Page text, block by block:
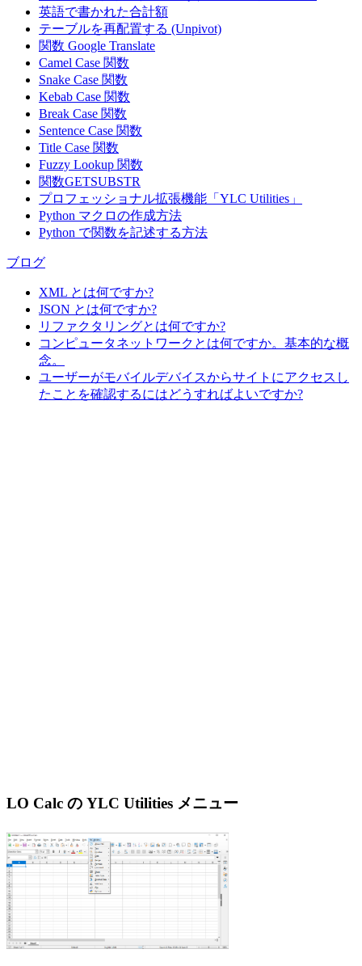
英語で書かれた合計額
テーブルを再配置する (Unpivot)
関数 Google Translate
Camel Case 関数
Snake Case 関数
Kebab Case 関数
Break Case 関数
Sentence Case 関数
Title Case 関数
Fuzzy Lookup 関数
関数GETSUBSTR
プロフェッショナル拡張機能「YLC Utilities」
Python マクロの作成方法
Python で関数を記述する方法
ブログ
XML とは何ですか?
JSON とは何ですか?
リファクタリングとは何ですか?
コンピュータネットワークとは何ですか。基本的な概
念。
ユーザーがモバイルデバイスからサイトにアクセスし
たことを確認するにはどうすればよいですか?
LO Calc の YLC Utilities メニュー